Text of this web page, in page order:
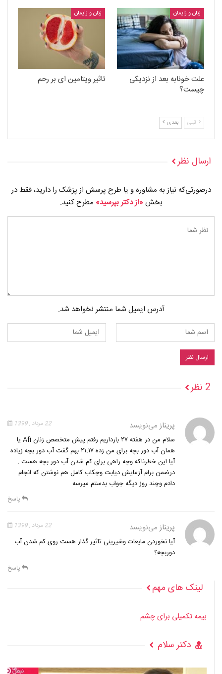
زنان و زایمان
علت خونابه بعد از نزدیکی
چیست؟
زنان و زایمان
تاثیر ویتامین ای بر رحم
قبلی بعدی
ارسال نظر
درصورتی‌که نیاز به مشاوره و یا طرح پرسش از پزشک را دارید، فقط در
بخش«از دکتر بپرسید» مطرح کنید.
آدرس ایمیل شما منتشر نخواهد شد.
2 نظر
پرینازمی‌نویسد 22 مرداد , 1399
سلام من در هفته ۲۷ بارداریم رفتم پیش متخصص زنان Afi یا
همان آب دور بچه برای من زده ۲۱.۱۷ بهم گفت آب دور بچه زیاده
آیا این خطرناکه وچه راهی برای کم شدن آب دور بچه هست .
درضمن برام آزمایش دیابت وچکاب کامل هم نوشتن که انجام
دادم وچند روز دیگه جواب بدستم میرسه
پاسخ
پرینازمی‌نویسد 22 مرداد , 1399
آیا نخوردن مایعات وشیرینی تاثیر گذار هست روی کم شدن آب
دوربچه؟
پاسخ
لینک های مهم
بیمه تکمیلی برای چشم
دکتر سلام